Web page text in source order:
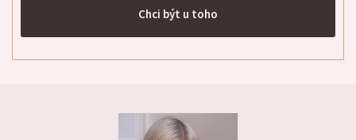
Chci být u toho